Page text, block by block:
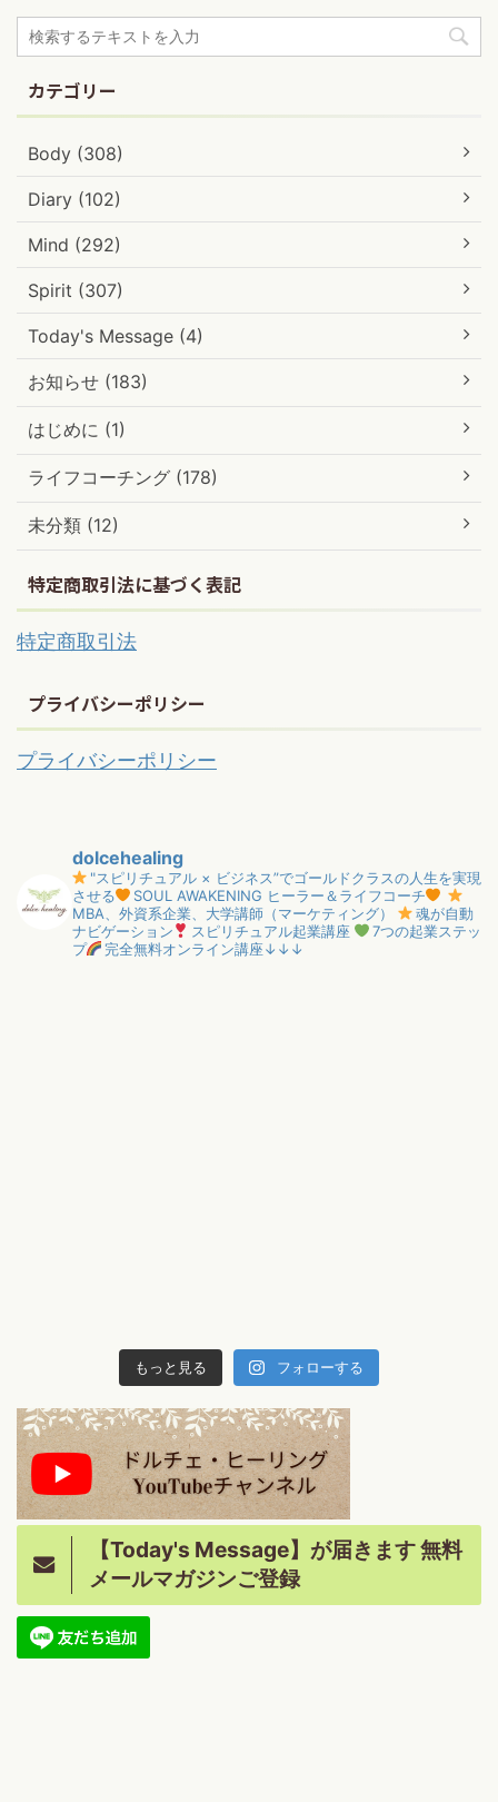
カテゴリー
Body (308)
Diary (102)
Mind (292)
Spirit (307)
Today's Message (4)
お知らせ (183)
はじめに (1)
ライフコーチング (178)
未分類 (12)
特定商取引法に基づく表記
特定商取引法
プライバシーポリシー
プライバシーポリシー
dolcehealing
"スピリチュアル × ビジネス”でゴールドクラスの人生を実現
させる
SOUL AWAKENING ヒーラー＆ライフコーチ
MBA、外資系企業、大学講師（マーケティング）
魂が自動
ナビゲーション
スピリチュアル起業講座
7つの起業ステッ
プ
完全無料オンライン講座↓↓↓
もっと見る フォローする
【Today's Message】が届きます 無料
メールマガジンご登録